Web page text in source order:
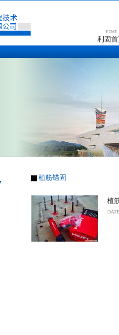
HOME
利固
植筋锚固
植